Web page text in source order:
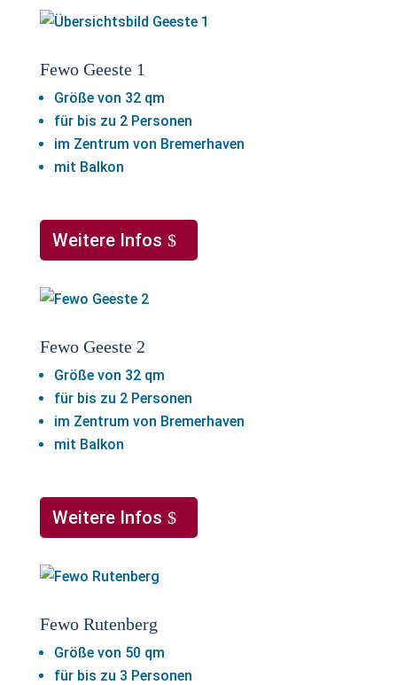
Fewo Geeste 1
Größe von 32 qm
für bis zu 2 Personen
im Zentrum von Bremerhaven
mit Balkon
Weitere Infos
Fewo Geeste 2
Größe von 32 qm
für bis zu 2 Personen
im Zentrum von Bremerhaven
mit Balkon
Weitere Infos
Fewo Rutenberg
Größe von 50 qm
für bis zu 3 Personen